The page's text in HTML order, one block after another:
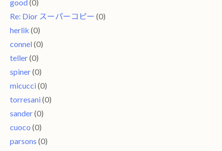
good(0)
Re: Dior スーパーコピー (0)
herlik (0)
connel(0)
teller(0)
spiner(0)
micucci(0)
torresani(0)
sander(0)
cuoco (0)
parsons (0)